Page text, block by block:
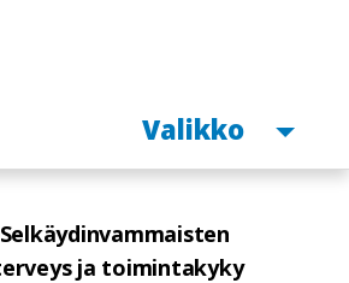
Avaa
Valikko
Selkäydinvammaisten
ja toimintakyky